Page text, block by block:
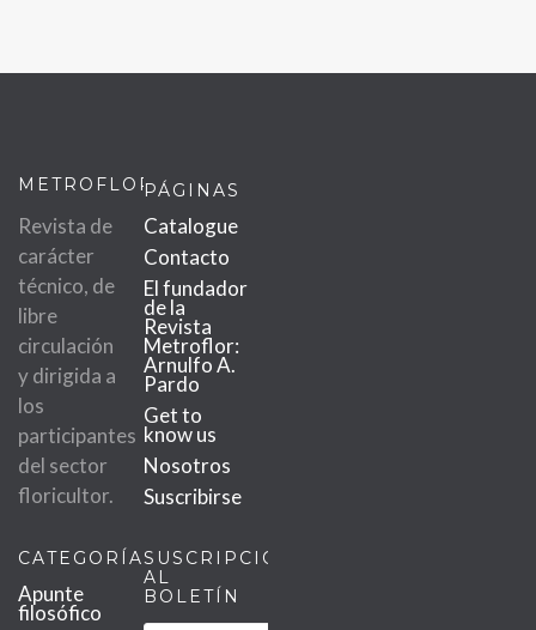
METROFLOR
Revista de
carácter
técnico, de
libre
circulación
y dirigida a
los
participantes
del sector
floricultor.
PÁGINAS
Catalogue
Contacto
El fundador
de la
Revista
Metroflor:
Arnulfo A.
Pardo
Get to
know us
Nosotros
Suscribirse
CATEGORÍAS
Apunte
filosófico
SUSCRIPCIÓN
AL
BOLETÍN